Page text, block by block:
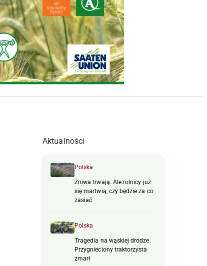
Aktualności
Polska
Żniwa trwają. Ale rolnicy już
się martwią, czy będzie za co
zasiać
Polska
Tragedia na wąskiej drodze.
Przygnieciony traktorzysta
zmarł